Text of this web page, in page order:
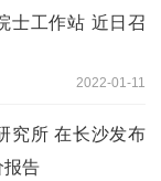
士工作站 近日召
2022-01-11
究所 在长沙发布
报告